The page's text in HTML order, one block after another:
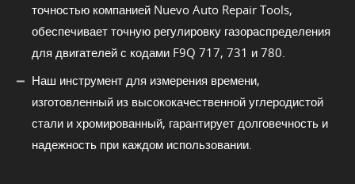
точностью компанией Nuevo Auto Repair Tools,
обеспечивает точную регулировку газораспределения
для двигателей с кодами F9Q 717, 731 и 780.
Наш инструмент для измерения времени,
изготовленный из высококачественной углеродистой
стали и хромированный, гарантирует долговечность и
надежность при каждом использовании.